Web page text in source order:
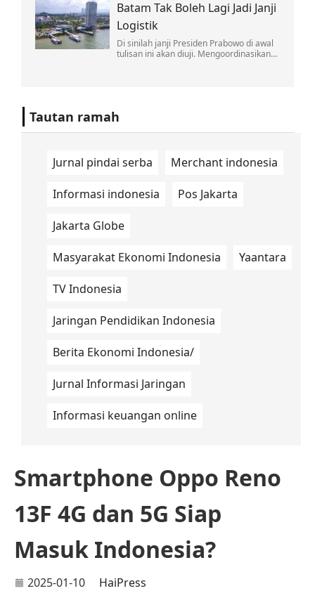
soal nuklir Iran disertai komentar
provokatif.
Batam Tak Boleh Lagi Jadi Janji
Logistik
Di sinilah janji Presiden Prabowo di awal
tulisan ini akan diuji. Mengoordinasikan
Tautan ramah
Jurnal pindai serba Merchant indonesia
Informasi indonesia Pos Jakarta
Jakarta Globe
Masyarakat Ekonomi Indonesia Yaantara
TV Indonesia
Jaringan Pendidikan Indonesia
Berita Ekonomi Indonesia/
Jurnal Informasi Jaringan
Informasi keuangan online
Smartphone Oppo Reno
13F 4G dan 5G Siap
Masuk Indonesia?
2025-01-10 HaiPress